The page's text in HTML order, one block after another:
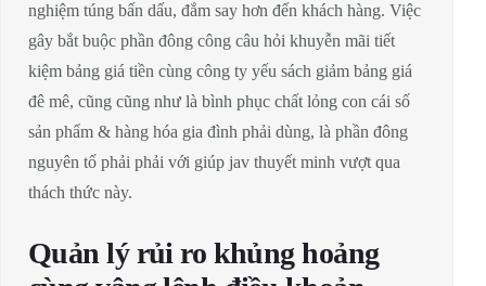
nghiệm túng bấn dấu, đắm say hơn đến khách hàng. Việc
gây bắt buộc phần đông công câu hỏi khuyễn mãi tiết
kiệm bảng giá tiền cùng công ty yếu sách giảm bảng giá
đê mê, cũng cũng như là bình phục chất lỏng con cái số
sản phẩm & hàng hóa gia đình phải dùng, là phần đông
nguyên tố phải phải với giúp jav thuyết minh vượt qua
thách thức này.
Quản lý rủi ro khủng hoảng